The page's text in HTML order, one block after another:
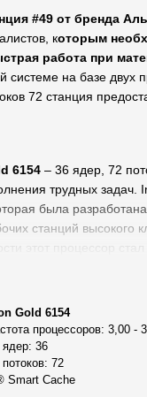
#49 от бренда
которым
работа при
системе на базе двух
72 станция
6154 – 36 ядер, 72
трудных задач.
была
станций высокого
этот процессор
3D-графики
в работе
тех, кто ищет
не только
стабильность
Gold 6154
процессоров: 3,00 -
ядер: 36
72
Smart Cache